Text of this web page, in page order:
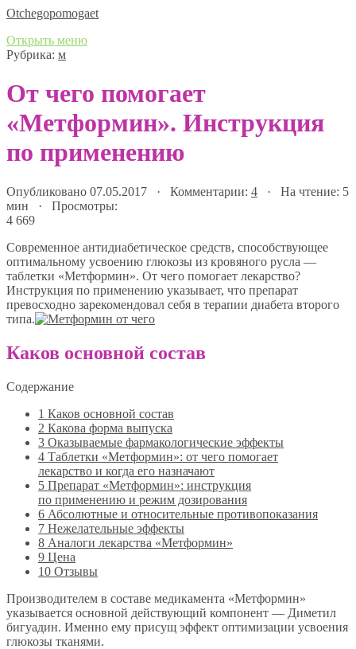
Оtchegopomogaet
Открыть меню
Рубрика: м
От чего помогает
«Метформин». Инструкция
по применению
Опубликовано 07.05.2017 · Комментарии: 4 · На чтение: 5
мин · Просмотры:
4 669
Современное антидиабетическое средств, способствующее
оптимальному усвоению глюкозы из кровяного русла —
таблетки «Метформин». От чего помогает лекарство?
Инструкция по применению указывает, что препарат
превосходно зарекомендовал себя в терапии диабета второго
типа.
Каков основной состав
Содержание
1 Каков основной состав
2 Какова форма выпуска
3 Оказываемые фармакологические эффекты
4 Таблетки «Метформин»: от чего помогает
лекарство и когда его назначают
5 Препарат «Метформин»: инструкция
по применению и режим дозирования
6 Абсолютные и относительные противопоказания
7 Нежелательные эффекты
8 Аналоги лекарства «Метформин»
9 Цена
10 Отзывы
Производителем в составе медикамента «Метформин»
указывается основной действующий компонент — Диметил
бигуадин. Именно ему присущ эффект оптимизации усвоения
глюкозы тканями.